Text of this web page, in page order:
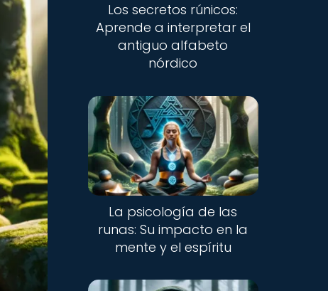
Los secretos rúnicos:
Aprende a interpretar el
antiguo alfabeto
nórdico
La psicología de las
runas: Su impacto en la
mente y el espíritu